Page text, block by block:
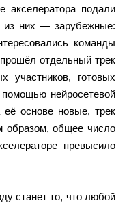
акселератора подали
из них — зарубежные:
команды
отдельный трек
участников, готовых
нейросетевой
основе новые, трек
образом, общее число
превысило
станет то, что любой